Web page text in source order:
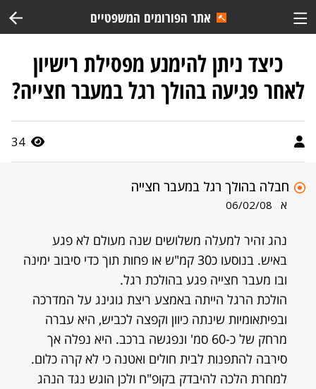
אתר הפורומים המשפטיים
כיצד ניתן להימנע מפסילת רישיון
לאחר פגיעה בהולך רגל במעבר חצייה?
34
חבלה בהולך רגל במעבר חצייה
א 06/02/08
נהג זהיר למעלה משלושים שנה מעולם לא פגע
באיש. בנוסעו כ30 קמ"ש או פחות תוך כדי סיבוב ימינה
ובו מעבר חצייה פגע בהולכת רגל.
הולכת הרגל הייתה באמצע ריצת גוגינג על המדרכה
ובפיתאומיות שינתה כיוון וקפצה לכביש, היא עברה
מרחק של כ-60 סמ' ונפגשה ברכב. היא נפלה אך
סירבה להתפנות לבית חולים ואטנה כי לא קרה כלום.
למחרת הלכה להיבדק בקופ"ח ולכן הוגש נגד הנהג